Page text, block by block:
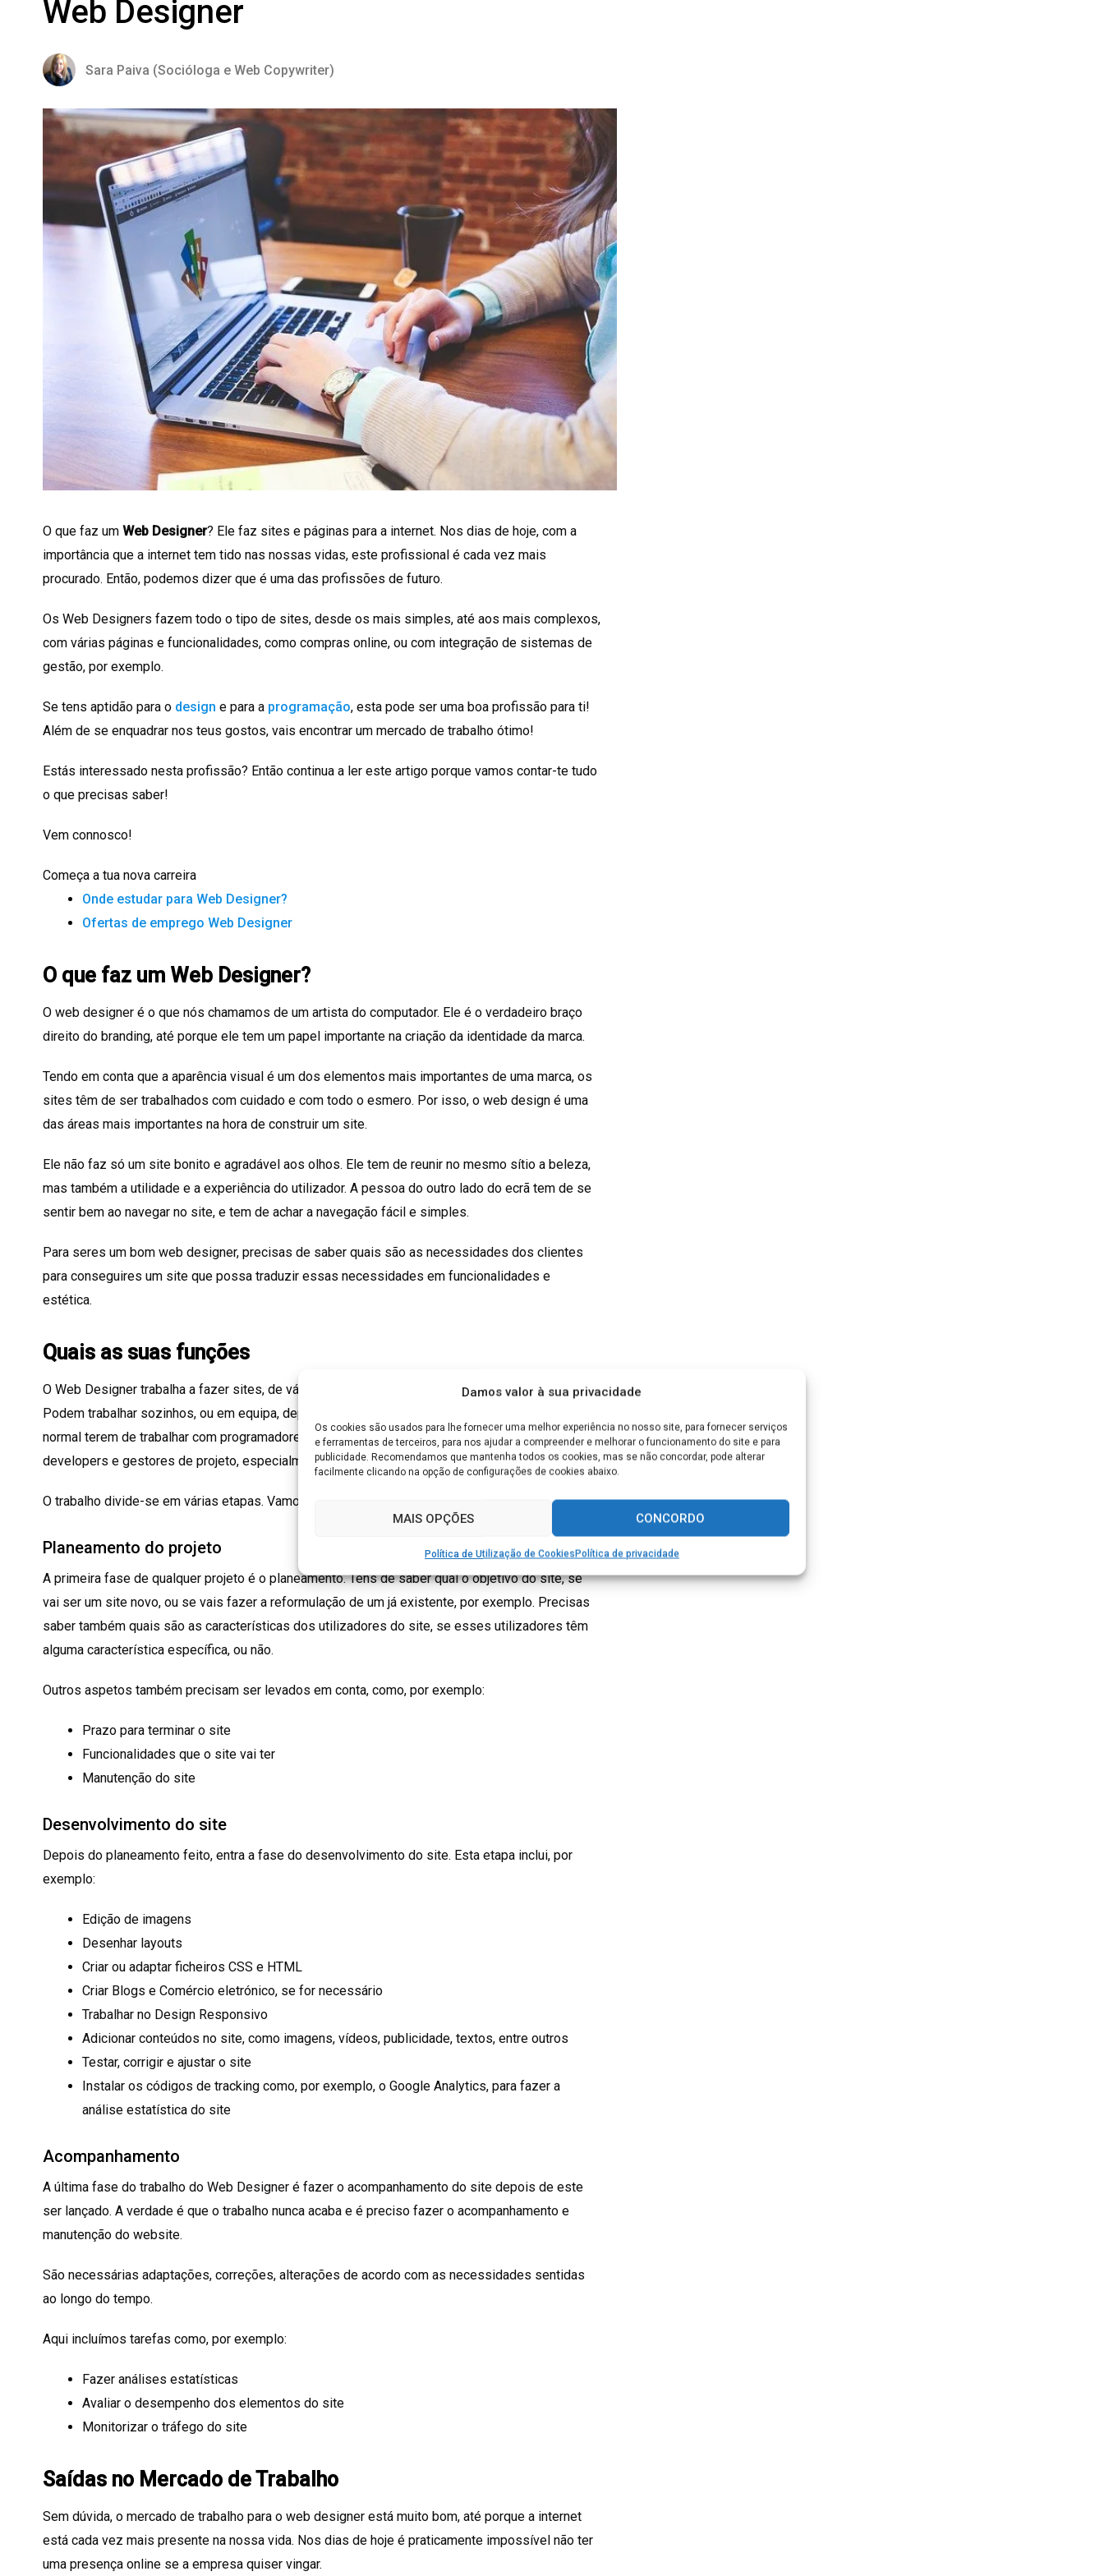
Damos valor à sua privacidade
Os cookies são usados para lhe fornecer uma melhor experiência no nosso site, para fornecer serviços
e ferramentas de terceiros, para nos ajudar a compreender e melhorar o funcionamento do site e para
publicidade. Recomendamos que mantenha todos os cookies, mas se não concordar, pode alterar
facilmente clicando na opção de configurações de cookies abaixo.
CONCORDO
MAIS OPÇÕES
Política de Utilização de CookiesPolítica de privacidade
Web Designer
Sara Paiva (Socióloga e Web Copywriter)
O que faz um Web Designer? Ele faz sites e páginas para a internet. Nos dias de hoje, com a
importância que a internet tem tido nas nossas vidas, este profissional é cada vez mais
procurado. Então, podemos dizer que é uma das profissões de futuro.
Os Web Designers fazem todo o tipo de sites, desde os mais simples, até aos mais complexos,
com várias páginas e funcionalidades, como compras online, ou com integração de sistemas de
gestão, por exemplo.
Se tens aptidão para o design e para a programação, esta pode ser uma boa profissão para ti!
Além de se enquadrar nos teus gostos, vais encontrar um mercado de trabalho ótimo!
Estás interessado nesta profissão? Então continua a ler este artigo porque vamos contar-te tudo
o que precisas saber!
Vem connosco!
Começa a tua nova carreira
Onde estudar para Web Designer?
Ofertas de emprego Web Designer
O que faz um Web Designer?
O web designer é o que nós chamamos de um artista do computador. Ele é o verdadeiro braço
direito do branding, até porque ele tem um papel importante na criação da identidade da marca.
Tendo em conta que a aparência visual é um dos elementos mais importantes de uma marca, os
sites têm de ser trabalhados com cuidado e com todo o esmero. Por isso, o web design é uma
das áreas mais importantes na hora de construir um site.
Ele não faz só um site bonito e agradável aos olhos. Ele tem de reunir no mesmo sítio a beleza,
mas também a utilidade e a experiência do utilizador. A pessoa do outro lado do ecrã tem de se
sentir bem ao navegar no site, e tem de achar a navegação fácil e simples.
Para seres um bom web designer, precisas de saber quais são as necessidades dos clientes
para conseguires um site que possa traduzir essas necessidades em funcionalidades e
estética.
Quais as suas funções
O Web Designer trabalha a fazer sites, de várias dimensões, e para diversos tipos de empresas.
Podem trabalhar sozinhos, ou em equipa, dependendo da dimensão do projeto em causa. É
normal terem de trabalhar com programadores, profissionais de marketing digital, Web
developers e gestores de projeto, especialmente se falarmos de projetos grandes.
O trabalho divide-se em várias etapas. Vamos dar uma olhadela!
Planeamento do projeto
A primeira fase de qualquer projeto é o planeamento. Tens de saber qual o objetivo do site, se
vai ser um site novo, ou se vais fazer a reformulação de um já existente, por exemplo. Precisas
saber também quais são as características dos utilizadores do site, se esses utilizadores têm
alguma característica específica, ou não.
Outros aspetos também precisam ser levados em conta, como, por exemplo:
Prazo para terminar o site
Funcionalidades que o site vai ter
Manutenção do site
Desenvolvimento do site
Depois do planeamento feito, entra a fase do desenvolvimento do site. Esta etapa inclui, por
exemplo:
Edição de imagens
Desenhar layouts
Criar ou adaptar ficheiros CSS e HTML
Criar Blogs e Comércio eletrónico, se for necessário
Trabalhar no Design Responsivo
Adicionar conteúdos no site, como imagens, vídeos, publicidade, textos, entre outros
Testar, corrigir e ajustar o site
Instalar os códigos de tracking como, por exemplo, o Google Analytics, para fazer a
análise estatística do site
Acompanhamento
A última fase do trabalho do Web Designer é fazer o acompanhamento do site depois de este
ser lançado. A verdade é que o trabalho nunca acaba e é preciso fazer o acompanhamento e
manutenção do website.
São necessárias adaptações, correções, alterações de acordo com as necessidades sentidas
ao longo do tempo.
Aqui incluímos tarefas como, por exemplo:
Fazer análises estatísticas
Avaliar o desempenho dos elementos do site
Monitorizar o tráfego do site
Saídas no Mercado de Trabalho
Sem dúvida, o mercado de trabalho para o web designer está muito bom, até porque a internet
está cada vez mais presente na nossa vida. Nos dias de hoje é praticamente impossível não ter
uma presença online se a empresa quiser vingar.